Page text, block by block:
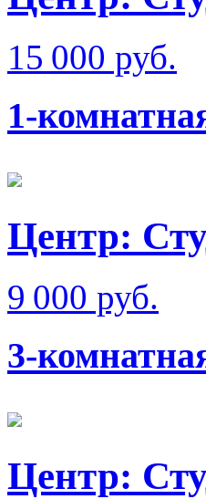
15 000 руб.
1-
Центр:
9 000 руб.
3-
Центр: